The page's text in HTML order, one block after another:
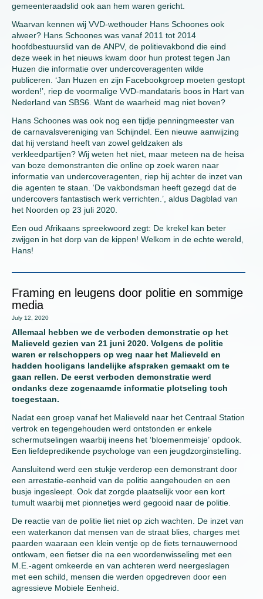
gemeenteraadslid ook aan hem waren gericht.
Waarvan kennen wij VVD-wethouder Hans Schoones ook
alweer? Hans Schoones was vanaf 2011 tot 2014
hoofdbestuurslid van de ANPV, de politievakbond die eind
deze week in het nieuws kwam door hun protest tegen Jan
Huzen die informatie over undercoveragenten wilde
publiceren. ‘Jan Huzen en zijn Facebookgroep moeten gestopt
worden!’, riep de voormalige VVD-mandataris boos in Hart van
Nederland van SBS6. Want de waarheid mag niet boven?
Hans Schoones was ook nog een tijdje penningmeester van
de carnavalsvereniging van Schijndel. Een nieuwe aanwijzing
dat hij verstand heeft van zowel geldzaken als
verkleedpartijen? Wij weten het niet, maar meteen na de heisa
van boze demonstranten die online op zoek waren naar
informatie van undercoveragenten, riep hij achter de inzet van
die agenten te staan. ‘De vakbondsman heeft gezegd dat de
undercovers fantastisch werk verrichten.’, aldus Dagblad van
het Noorden op 23 juli 2020.
Een oud Afrikaans spreekwoord zegt: De krekel kan beter
zwijgen in het dorp van de kippen! Welkom in de echte wereld,
Hans!
Framing en leugens door politie en sommige
media
July 12, 2020
Allemaal hebben we de verboden demonstratie op het
Malieveld gezien van 21 juni 2020. Volgens de politie
waren er relschoppers op weg naar het Malieveld en
hadden hooligans landelijke afspraken gemaakt om te
gaan rellen. De eerst verboden demonstratie werd
ondanks deze zogenaamde informatie plotseling toch
toegestaan.
Nadat een groep vanaf het Malieveld naar het Centraal Station
vertrok en tegengehouden werd ontstonden er enkele
schermutselingen waarbij ineens het ‘bloemenmeisje’ opdook.
Een liefdepredikende psychologe van een jeugdzorginstelling.
Aansluitend werd een stukje verderop een demonstrant door
een arrestatie-eenheid van de politie aangehouden en een
busje ingesleept. Ook dat zorgde plaatselijk voor een kort
tumult waarbij met pionnetjes werd gegooid naar de politie.
De reactie van de politie liet niet op zich wachten. De inzet van
een waterkanon dat mensen van de straat blies, charges met
paarden waaraan een klein ventje op de fiets ternauwernood
ontkwam, een fietser die na een woordenwisseling met een
M.E.-agent omkeerde en van achteren werd neergeslagen
met een schild, mensen die werden opgedreven door een
agressieve Mobiele Eenheid.